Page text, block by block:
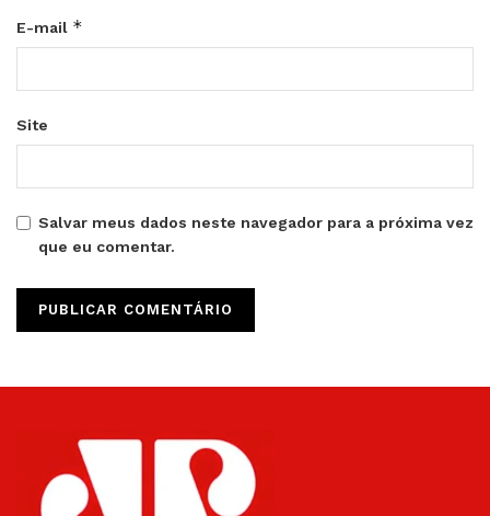
E-mail *
Site
Salvar meus dados neste navegador para a próxima vez
que eu comentar.